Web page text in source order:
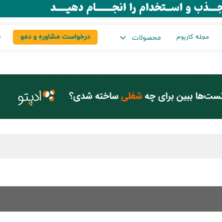
مجله کاربوم محصولات درخواست مشاوره و دمو